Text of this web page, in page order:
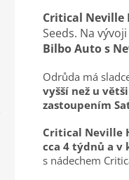
Critical Neville
Seeds. Na
Bilbo Auto s
Odrůda má
vyšší než u
zastoupením
Critical Neville
cca 4 týdnů a v
s nádechem